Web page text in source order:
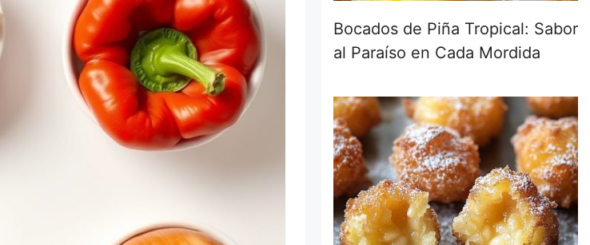
Bocados de Piña Tropical: Sabor
al Paraíso en Cada Mordida